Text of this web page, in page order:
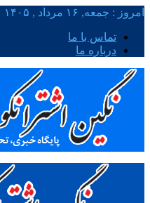
امروز : جمعه, ۱۶ مرداد , ۱۴۰۵
تماس با ما
درباره ما